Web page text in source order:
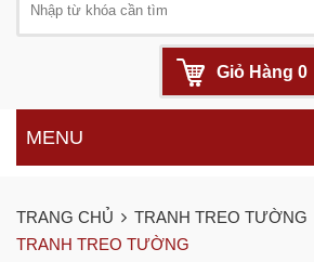
Giỏ Hàng 0
MENU
TRANG CHỦ TRANH TREO TƯỜNG
TRANH TREO TƯỜNG